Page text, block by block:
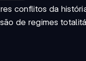
conflitos da
de regimes